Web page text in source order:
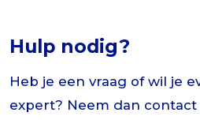
Hulp nodig?
Heb je een vraag of wil je
expert? Neem dan